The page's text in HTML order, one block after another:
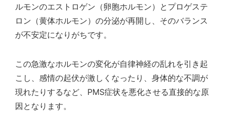
ルモンのエストロゲン（卵胞ホルモン）とプロゲステ
ロン（黄体ホルモン）の分泌が再開し、そのバランス
が不安定になりがちです。
この急激なホルモンの変化が自律神経の乱れを引き起
こし、感情の起伏が激しくなったり、身体的な不調が
現れたりするなど、PMS症状を悪化させる直接的な原
因となります。